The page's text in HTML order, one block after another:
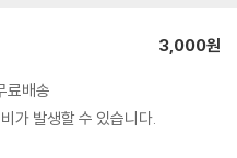
3,000원
료배송
가 발생할 수 있습니다.